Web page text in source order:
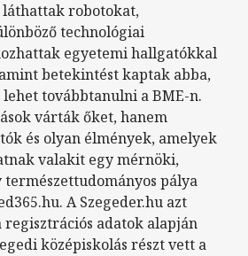
robotokat,
technológiai
egyetemi hallgatókkal
betekintést kaptak abba,
továbbtanulni a BME-n.
várták őket, hanem
és olyan élmények, amelyek
valakit egy mérnöki,
pálya
A Szegeder.hu azt
regisztrációs adatok alapján
középiskolás részt vett a